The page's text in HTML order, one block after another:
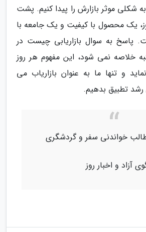
به شکلی موثر بازارش را پیدا کنیم. پشت
یک محصول با کیفیت و یک جامعه با
پاسخ به سوال بازاریابی چیست در
خلاصه نمی شود، این مفهوم هر روز
و تنها ما به عنوان بازاریاب می
رشد تطبیق بدهیم.
خواندنی سفر و گردشگری
آزاد و اخبار روز